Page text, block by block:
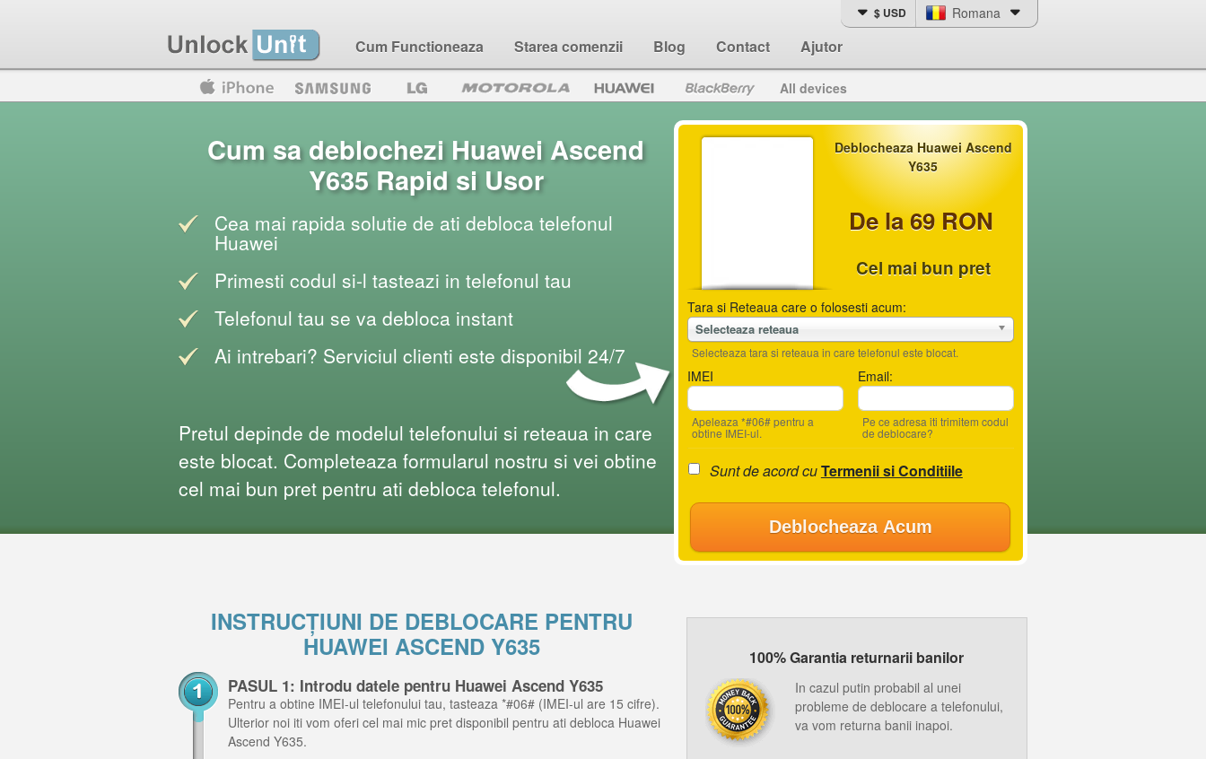
Cum Functioneaza Starea comenzii Blog Contact Ajutor
$ USD Romana
Blackberry All devices
Deblocheaza Huawei Ascend
Y635
De la 69 RON
Cel mai bun pret
Tara si Reteaua care o folosesti acum:
Selecteaza reteaua
Selecteaza tara si reteaua in care telefonul este blocat.
IMEI
Apeleaza *#06# pentru a
obtine IMEI-ul.
Email:
Pe ce adresa iti trimitem codul
de deblocare?
Sunt de acord cuTermenii si Conditiile
Deblocheaza Acum
Cum sa deblochezi Huawei Ascend
Y635 Rapid si Usor
Cea mai rapida solutie de ati debloca telefonul
Huawei
Primesti codul si-l tasteazi in telefonul tau
Telefonul tau se va debloca instant
Ai intrebari? Serviciul clienti este disponibil 24/7
Pretul depinde de modelul telefonului si reteaua in care
este blocat. Completeaza formularul nostru si vei obtine
cel mai bun pret pentru ati debloca telefonul.
INSTRUCȚIUNI DE DEBLOCARE PENTRU
HUAWEI ASCEND Y635
PASUL 1: Introdu datele pentru Huawei Ascend Y635
Pentru a obtine IMEI-ul telefonului tau, tasteaza *#06# (IMEI-ul are 15 cifre).
Ulterior noi iti vom oferi cel mai mic pret disponibil pentru ati debloca Huawei
Ascend Y635.
100% Garantia returnarii banilor
In cazul putin probabil al unei
probleme de deblocare a telefonului,
va vom returna banii inapoi.